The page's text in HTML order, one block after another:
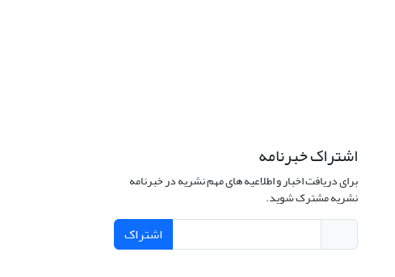
اشتراک خبرنامه
برای دریافت اخبار و اطلاعیه های مهم نشریه در خبرنامه
نشریه مشترک شوید.
اشتراک